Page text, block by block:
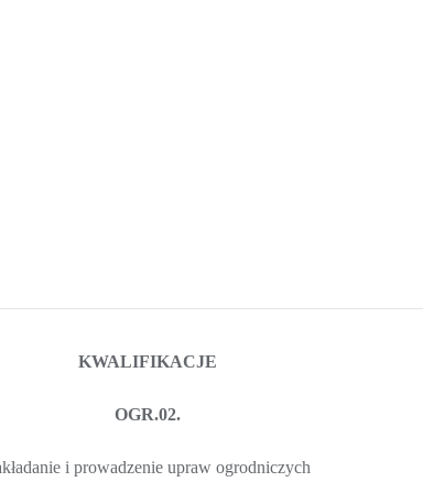
KWALIFIKACJE
OGR.02.
i prowadzenie upraw ogrodniczych